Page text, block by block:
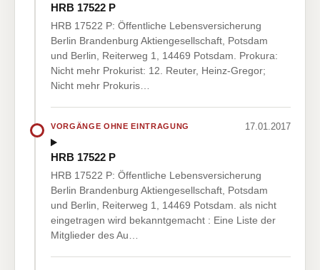
HRB 17522 P
HRB 17522 P: Öffentliche Lebensversicherung
Berlin Brandenburg Aktiengesellschaft, Potsdam
und Berlin, Reiterweg 1, 14469 Potsdam. Prokura:
Nicht mehr Prokurist: 12. Reuter, Heinz-Gregor;
Nicht mehr Prokuris…
VORGÄNGE OHNE EINTRAGUNG 17.01.2017
HRB 17522 P
HRB 17522 P: Öffentliche Lebensversicherung
Berlin Brandenburg Aktiengesellschaft, Potsdam
und Berlin, Reiterweg 1, 14469 Potsdam. als nicht
eingetragen wird bekanntgemacht : Eine Liste der
Mitglieder des Au…